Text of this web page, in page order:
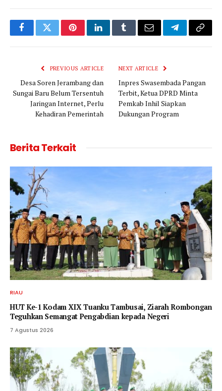
FacebookTwitterPinterestLinkedInTumblrEmail TelegramCopy
PREVIOUS ARTICLE
Desa Soren Jerambang dan
Sungai Baru Belum Tersentuh
Jaringan Internet, Perlu
Kehadiran Pemerintah
NEXT ARTICLE
Inpres Swasembada Pangan
Terbit, Ketua DPRD Minta
Pemkab Inhil Siapkan
Dukungan Program
Berita Terkait
RIAU
HUT Ke-1 Kodam XIX Tuanku Tambusai, Ziarah Rombongan
Teguhkan Semangat Pengabdian kepada Negeri
7 Agustus 2026